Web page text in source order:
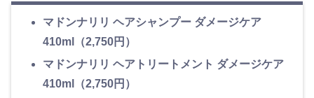
マドンナリリ ヘアシャンプー ダメージケア
410ml（2,750円）
マドンナリリ ヘアトリートメント ダメージケア
410ml（2,750円）